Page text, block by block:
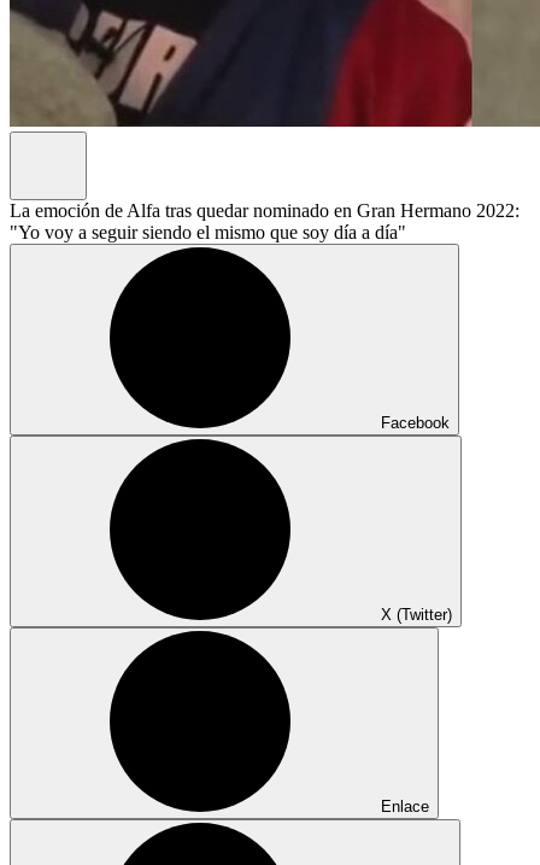
La emoción de Alfa tras quedar nominado en Gran Hermano 2022:
"Yo voy a seguir siendo el mismo que soy día a día"
Facebook
X (Twitter)
Enlace